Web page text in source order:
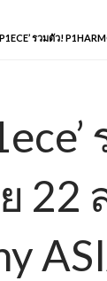
รวมตัว!
22